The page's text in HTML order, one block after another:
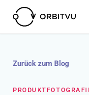
Zurück zum Blog